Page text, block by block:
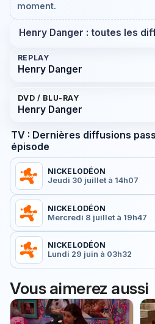
moment.
Henry Danger : toutes les
REPLAY
Henry Danger
DVD / BLU-RAY
Henry Danger
TV : Dernières diffusions
épisode
NICKELODÉON
Jeudi 30 juillet à 14h07
NICKELODÉON
Mercredi 8 juillet à 19h47
NICKELODÉON
Lundi 29 juin à 03h32
Vous aimerez aussi